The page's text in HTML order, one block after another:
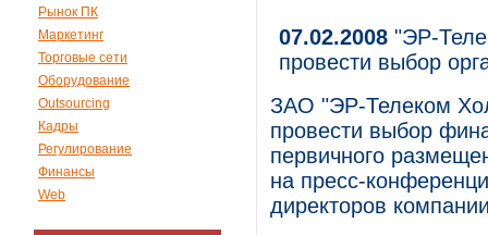
Рынок ПК
Маркетинг
Торговые сети
Оборудование
Outsourcing
Кадры
Регулирование
Финансы
Web
07.02.2008 "ЭР-
провести выбор
ЗАО "ЭР-Телеком
провести выбор
первичного
на пресс-
директоров